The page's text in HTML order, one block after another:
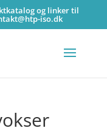
og linker til
iso.dk